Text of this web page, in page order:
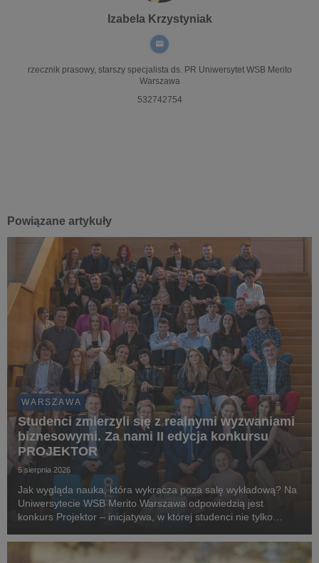
Izabela Krzystyniak
rzecznik prasowy, starszy specjalista ds. PR Uniwersytet WSB Merito
Warszawa
532742754
Powiązane artykuły
WARSZAWA
Studenci zmierzyli się z realnymi wyzwaniami
biznesowymi. Za nami II edycja konkursu
PROJEKTOR
5 sierpnia 2026
Jak wygląda nauka, która wykracza poza salę wykładową? Na
Uniwersytecie WSB Merito Warszawa odpowiedzią jest
konkurs Projektor – inicjatywa, w której studenci nie tylko
rzeczywistymi wyzwaniami przygotowanymi przez partn...